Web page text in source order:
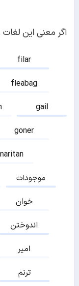
اگر معنی این
filar
fleabag
gail
goner
موجودات
خوان
اندوختن
امیر
ترنم